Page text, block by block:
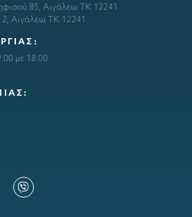
85, Αιγάλεω ΤΚ 12241
Αιγάλεω ΤΚ 12241
με 18:00